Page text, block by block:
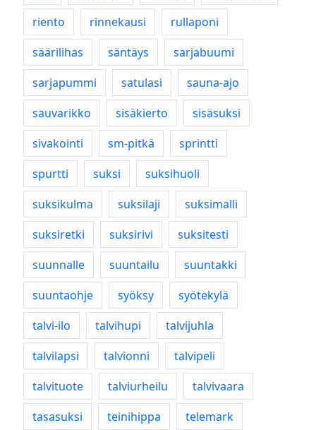
riento
rinnekausi
rullaponi
säärilihas
säntäys
sarjabuumi
sarjapummi
satulasi
sauna-ajo
sauvarikko
sisäkierto
sisäsuksi
sivakointi
sm-pitkä
sprintti
spurtti
suksi
suksihuoli
suksikulma
suksilaji
suksimalli
suksiretki
suksirivi
suksitesti
suunnalle
suuntailu
suuntakki
suuntaohje
syöksy
syötekylä
talvi-ilo
talvihupi
talvijuhla
talvilapsi
talvionni
talvipeli
talvituote
talviurheilu
talvivaara
tasasuksi
teinihippa telemark